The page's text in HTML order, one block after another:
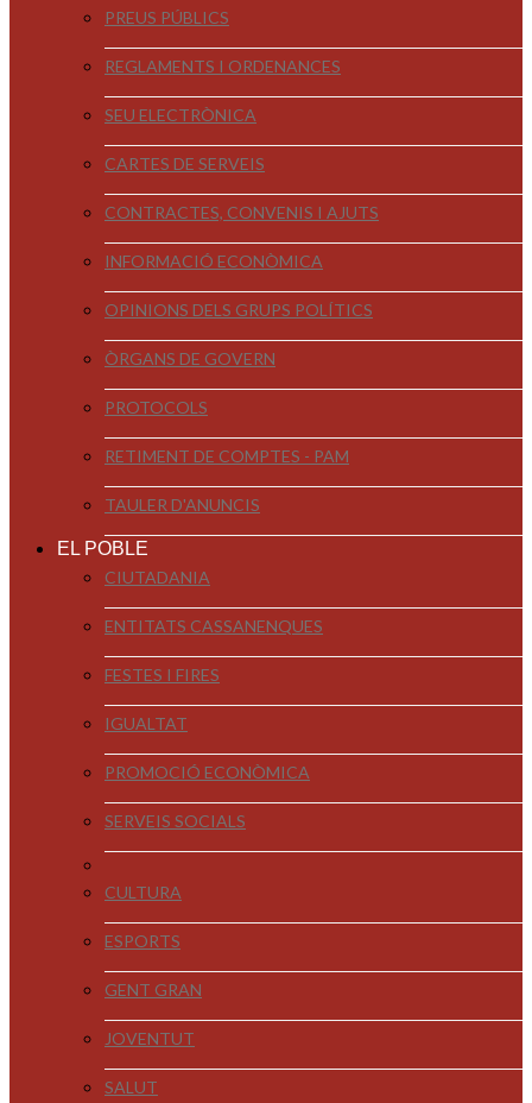
PREUS PÚBLICS
REGLAMENTS I ORDENANCES
SEU ELECTRÒNICA
CARTES DE SERVEIS
CONTRACTES, CONVENIS I AJUTS
INFORMACIÓ ECONÒMICA
OPINIONS DELS GRUPS POLÍTICS
ÒRGANS DE GOVERN
PROTOCOLS
RETIMENT DE COMPTES - PAM
TAULER D'ANUNCIS
EL POBLE
CIUTADANIA
ENTITATS CASSANENQUES
FESTES I FIRES
IGUALTAT
PROMOCIÓ ECONÒMICA
SERVEIS SOCIALS
CULTURA
ESPORTS
GENT GRAN
JOVENTUT
SALUT